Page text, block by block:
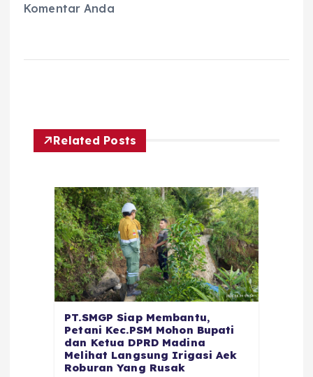
Komentar Anda
Related Posts
PT.SMGP Siap Membantu,
Petani Kec.PSM Mohon Bupati
dan Ketua DPRD Madina
Melihat Langsung Irigasi Aek
Roburan Yang Rusak